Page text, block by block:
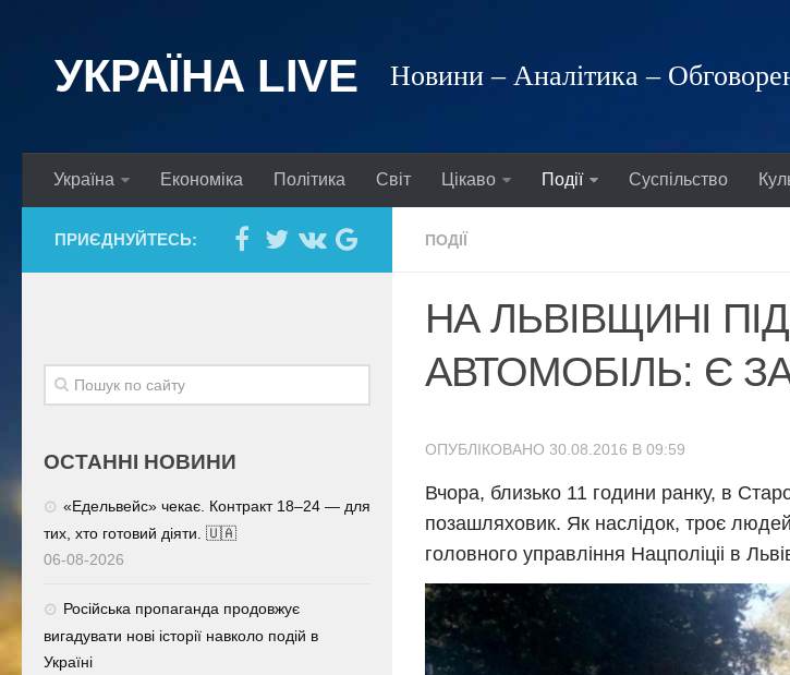
УКРАЇНА LIVE Новини – Аналітика –
Україна Економіка Політика Світ Цікаво Події Суспільство
ПОДІЇ
НА ЛЬВІВЩИНІ
АВТОМОБІЛЬ: Є
ОПУБЛІКОВАНО 30.08.2016 В 09:59
Вчора, близько 11 години ранку, в
позашляховик. Як наслідок, троє
головного управління Нацполіціі в
ПРИЄДНУЙТЕСЬ:
ОСТАННІ НОВИНИ
«Едельвейс» чекає. Контракт 18–24 — для
тих, хто готовий діяти. 🇺🇦
06-08-2026
Російська пропаганда продовжує
вигадувати нові історії навколо подій в
Україні